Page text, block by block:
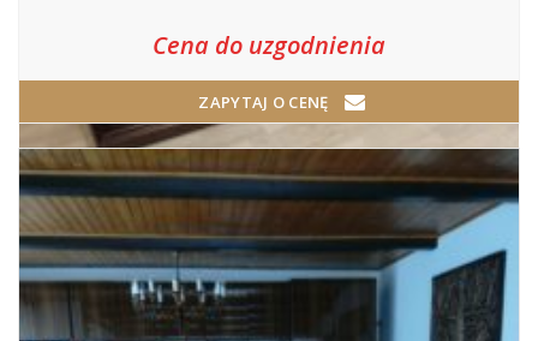
Cena do uzgodnienia
ZAPYTAJ O CENĘ